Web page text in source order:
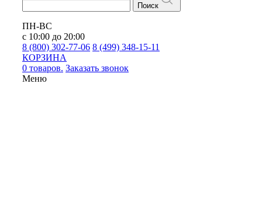
Поиск
ПН-ВС
с 10:00 до 20:00
8 (800) 302-77-06 8 (499) 348-15-11
КОРЗИНА
0 товаров. Заказать звонок
Меню